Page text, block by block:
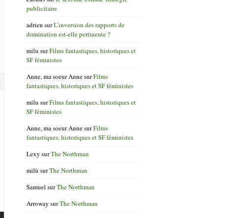
publicitaire
adrien surL’inversion des rapports de
domination est-elle pertinente ?
milu surFilms fantastiques, historiques et
SF féministes
Anne, ma soeur AnnesurFilms
fantastiques, historiques et SF féministes
milu surFilms fantastiques, historiques et
SF féministes
Anne, ma soeur AnnesurFilms
fantastiques, historiques et SF féministes
Lexy surThe Northman
milù surThe Northman
Samuel surThe Northman
Arroway surThe Northman